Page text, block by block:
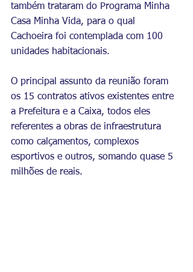
também trataram do Programa Minha
Casa Minha Vida, para o qual
Cachoeira foi contemplada com 100
unidades habitacionais.
O principal assunto da reunião foram
os 15 contratos ativos existentes entre
a Prefeitura e a Caixa, todos eles
referentes a obras de infraestrutura
como calçamentos, complexos
esportivos e outros, somando quase 5
milhões de reais.